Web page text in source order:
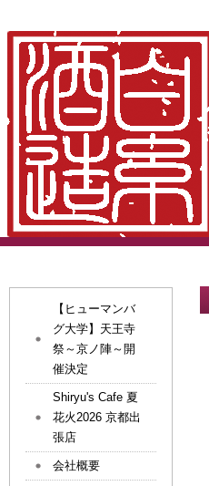
【ヒューマンバ
グ大学】天王寺
祭～京ノ陣～開
催決定
Shiryu's Cafe 夏
花火2026 京都出
張店
会社概要